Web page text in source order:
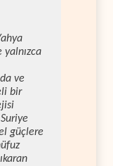
ve
bir
güçlere